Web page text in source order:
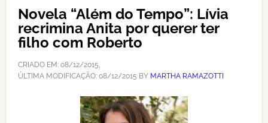
Novela “Além do Tempo”: Lívia
recrimina Anita por querer ter
filho com Roberto
CRIADO EM: 08/12/2015,
ÚLTIMA MODIFICAÇÃO: 08/12/2015 BY MARTHA RAMAZOTTI